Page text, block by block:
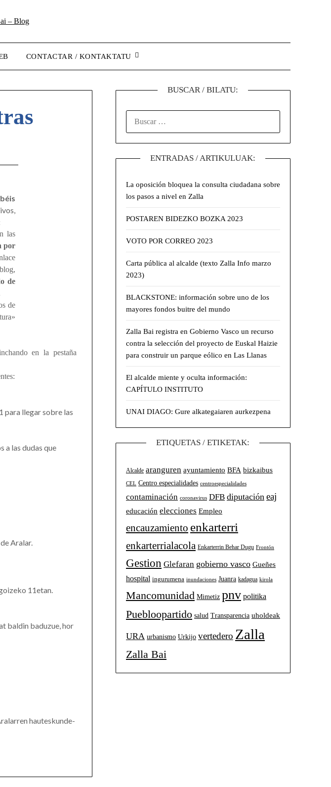
CONTACTAR / KONTAKTATU
las
por
de
de
en la pestaña
para llegar sobre las
a las dudas que
Aralar.
11etan.
baldin baduzue, hor
hauteskunde-
BUSCAR / BILATU:
ENTRADAS / ARTIKULUAK:
La oposición bloquea la consulta ciudadana sobre
los pasos a nivel en Zalla
POSTAREN BIDEZKO BOZKA 2023
VOTO POR CORREO 2023
Carta pública al alcalde (texto Zalla Info marzo
2023)
BLACKSTONE: información sobre uno de los
mayores fondos buitre del mundo
Zalla Bai registra en Gobierno Vasco un recurso
contra la selección del proyecto de Euskal Haizie
para construir un parque eólico en Las Llanas
El alcalde miente y oculta información:
CAPÍTULO INSTITUTO
UNAI DIAGO: Gure alkategaiaren aurkezpena
ETIQUETAS / ETIKETAK:
Alcalde aranguren ayuntamiento BFA bizkaibus
CEL Centro especialidades centroespecialidades
contaminación coronavirus DFB diputación eaj
educación elecciones Empleo
encauzamiento enkarterri
enkarterrialacola Enkarterrin Behar Dugu Frontón
Gestion Glefaran gobierno vasco Gueñes
hospital ingurumena inundaciones Juanra kadagua kirola
Mancomunidad Mimetiz pnv politika
Puebloopartido salud Transparencia uholdeak
URA urbanismo Urkijo vertedero Zalla
Zalla Bai